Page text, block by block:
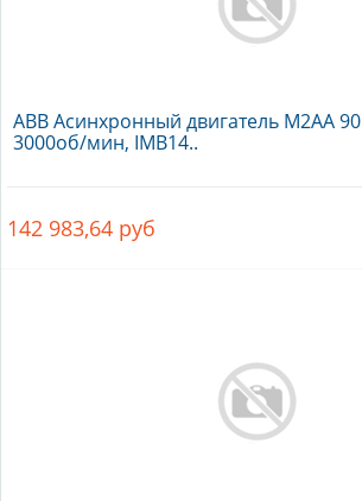
ABB Асинхронный двигатель M2AA 90
3000об/мин, IMB14..
142 983,64 руб